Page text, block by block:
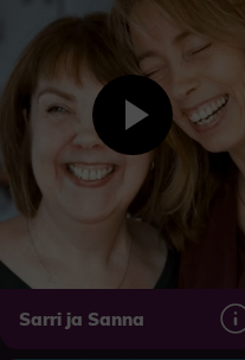
Sarri ja Sanna